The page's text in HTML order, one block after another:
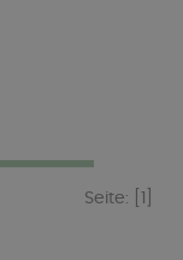
Seite: [1]